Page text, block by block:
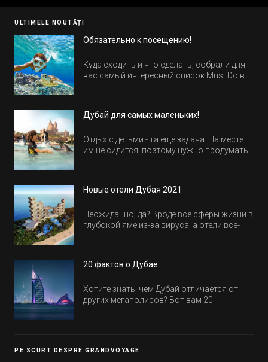
ULTIMELE NOUTĂȚI
Обязательно к посещению!
Куда сходить и что сделать, собрали для
вас самый интересный список Must Do в
Дубай для самых маленьких!
Отдых с детьми - та еще задача. На месте
им не сидится, поэтому нужно продумать
Новые отели Дубая 2021
Неожиданно, да? Вроде все сферы жизни в
глубокой яме из-за вируса, а отели все-
обычно на первые заезды дают промо-
20 фактов о Дубае
Хотите знать, чем Дубай отличается от
других мегаполисов? Вот вам 20
PE SCURT DESPRE GRANDVOYAGE